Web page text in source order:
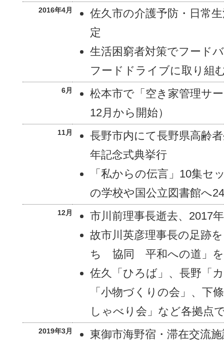
2016年4月
佐久市の介護予防・日常
定
生活困窮者対策でフード
フードドライブに取り組
6月
松本市で「空き家管理サ
12月から開始）
11月
長野市内にて長野県高齢
年記念式典挙行
「私からの伝言」10集セ
の学校や国公立図書館へ
12月
市川前理事長逝去、2017
故市川英彦理事長の足跡
ち 協同 平和への道」を
佐久「ひろば」、長野「
「小物づくりの会」、下
しゃべり会」など各拠点
2019年3月
東御市海野宿・滞在交流